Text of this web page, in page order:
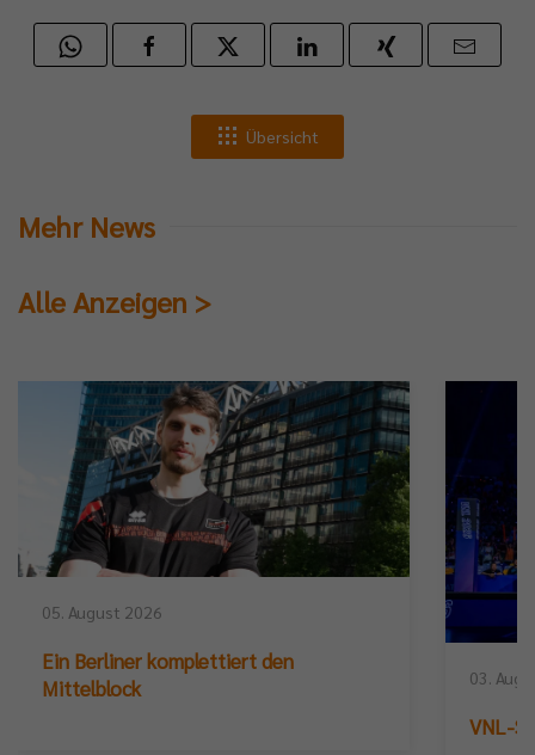
Übersicht
Mehr News
Alle Anzeigen >
05. August 2026
Ein Berliner komplettiert den
Mittelblock
03.
VNL-